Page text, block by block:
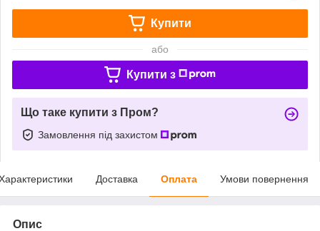
Купити
або
Купити з
Що таке купити з Пром?
Замовлення під захистом
Доставка Оплата Умови повернення
Опис